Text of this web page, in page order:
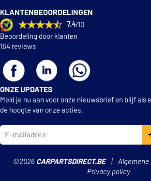
KLANTENBEOORDELINGEN
7.4/10
Beoordeling door klanten
164 reviews
ONZE UPDATES
Meld je nu aan voor onze nieuwsbrief en blijf als
de hoogte van onze acties.
©2026 CARPARTSDIRECT.BE
Algemene
Privacy policy